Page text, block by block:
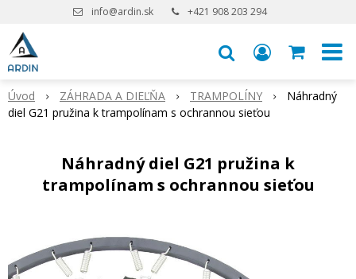
info@ardin.sk +421 908 203 294
Úvod ZÁHRADA A DIEĽŇA TRAMPOLÍNY
Náhradný
diel G21 pružina k trampolínam s ochrannou sieťou
Náhradný diel G21 pružina k
trampolínam s ochrannou sieťou